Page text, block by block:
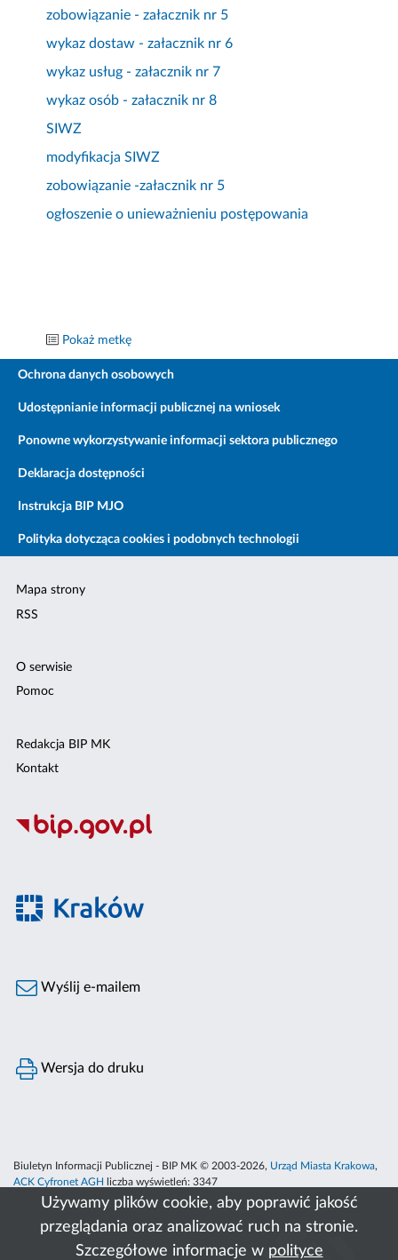
Używamy plików cookie, aby poprawić jakość
przeglądania oraz analizować ruch na stronie.
Szczegółowe informacje w polityce
zobowiązanie - załacznik nr 5
wykaz dostaw - załacznik nr 6
wykaz usług - załacznik nr 7
wykaz osób - załacznik nr 8
SIWZ
modyfikacja SIWZ
zobowiązanie -załacznik nr 5
ogłoszenie o unieważnieniu postępowania
Pokaż metkę
Ochrona danych osobowych
Udostępnianie informacji publicznej na wniosek
Ponowne wykorzystywanie informacji sektora publicznego
Deklaracja dostępności
Instrukcja BIP MJO
Polityka dotycząca cookies i podobnych technologii
Mapa strony
RSS
O serwisie
Pomoc
Redakcja BIP MK
Kontakt
Wyślij e-mailem
Wersja do druku
Biuletyn Informacji Publicznej - BIP MK © 2003-2026, Urząd Miasta Krakowa,
ACK Cyfronet AGH
liczba wyświetleń: 3347